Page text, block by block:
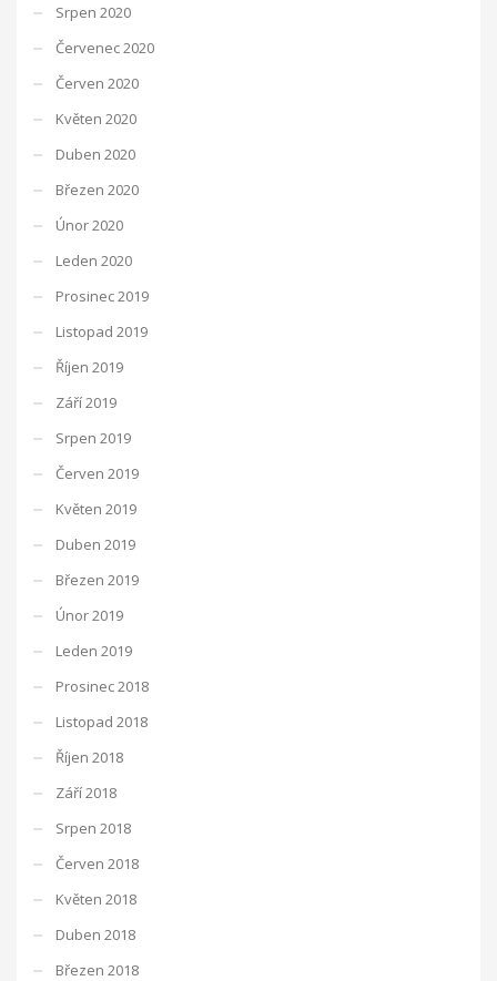
Srpen 2020
Červenec 2020
Červen 2020
Květen 2020
Duben 2020
Březen 2020
Únor 2020
Leden 2020
Prosinec 2019
Listopad 2019
Říjen 2019
Září 2019
Srpen 2019
Červen 2019
Květen 2019
Duben 2019
Březen 2019
Únor 2019
Leden 2019
Prosinec 2018
Listopad 2018
Říjen 2018
Září 2018
Srpen 2018
Červen 2018
Květen 2018
Duben 2018
Březen 2018